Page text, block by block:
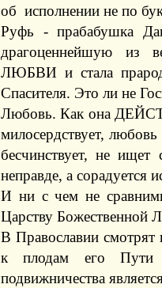
об исполнении не по
Руфь - прабабушка
драгоценнейшую из
ЛЮБВИ и стала
Спасителя. Это ли не
Любовь. Как она
милосердствует,
бесчинствует, не ищет
неправде, а сорадуется
И ни с чем не
Царству Божественной
В Православии смотрят
к плодам его Пути
подвижничества